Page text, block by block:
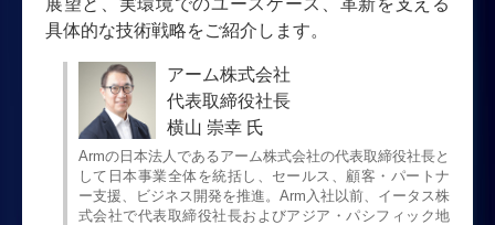
具体的な技術戦略をご紹介します。
アーム株式会社
代表取締役社長
横山 崇幸 氏
Armの日本法人であるアーム株式会社の代表取締役社長と
して日本事業全体を統括し、セールス、顧客・パートナ
ー支援、ビジネス開発を推進。Arm入社以前、イータス株
式会社で代表取締役社長およびアジア・パシフィック地